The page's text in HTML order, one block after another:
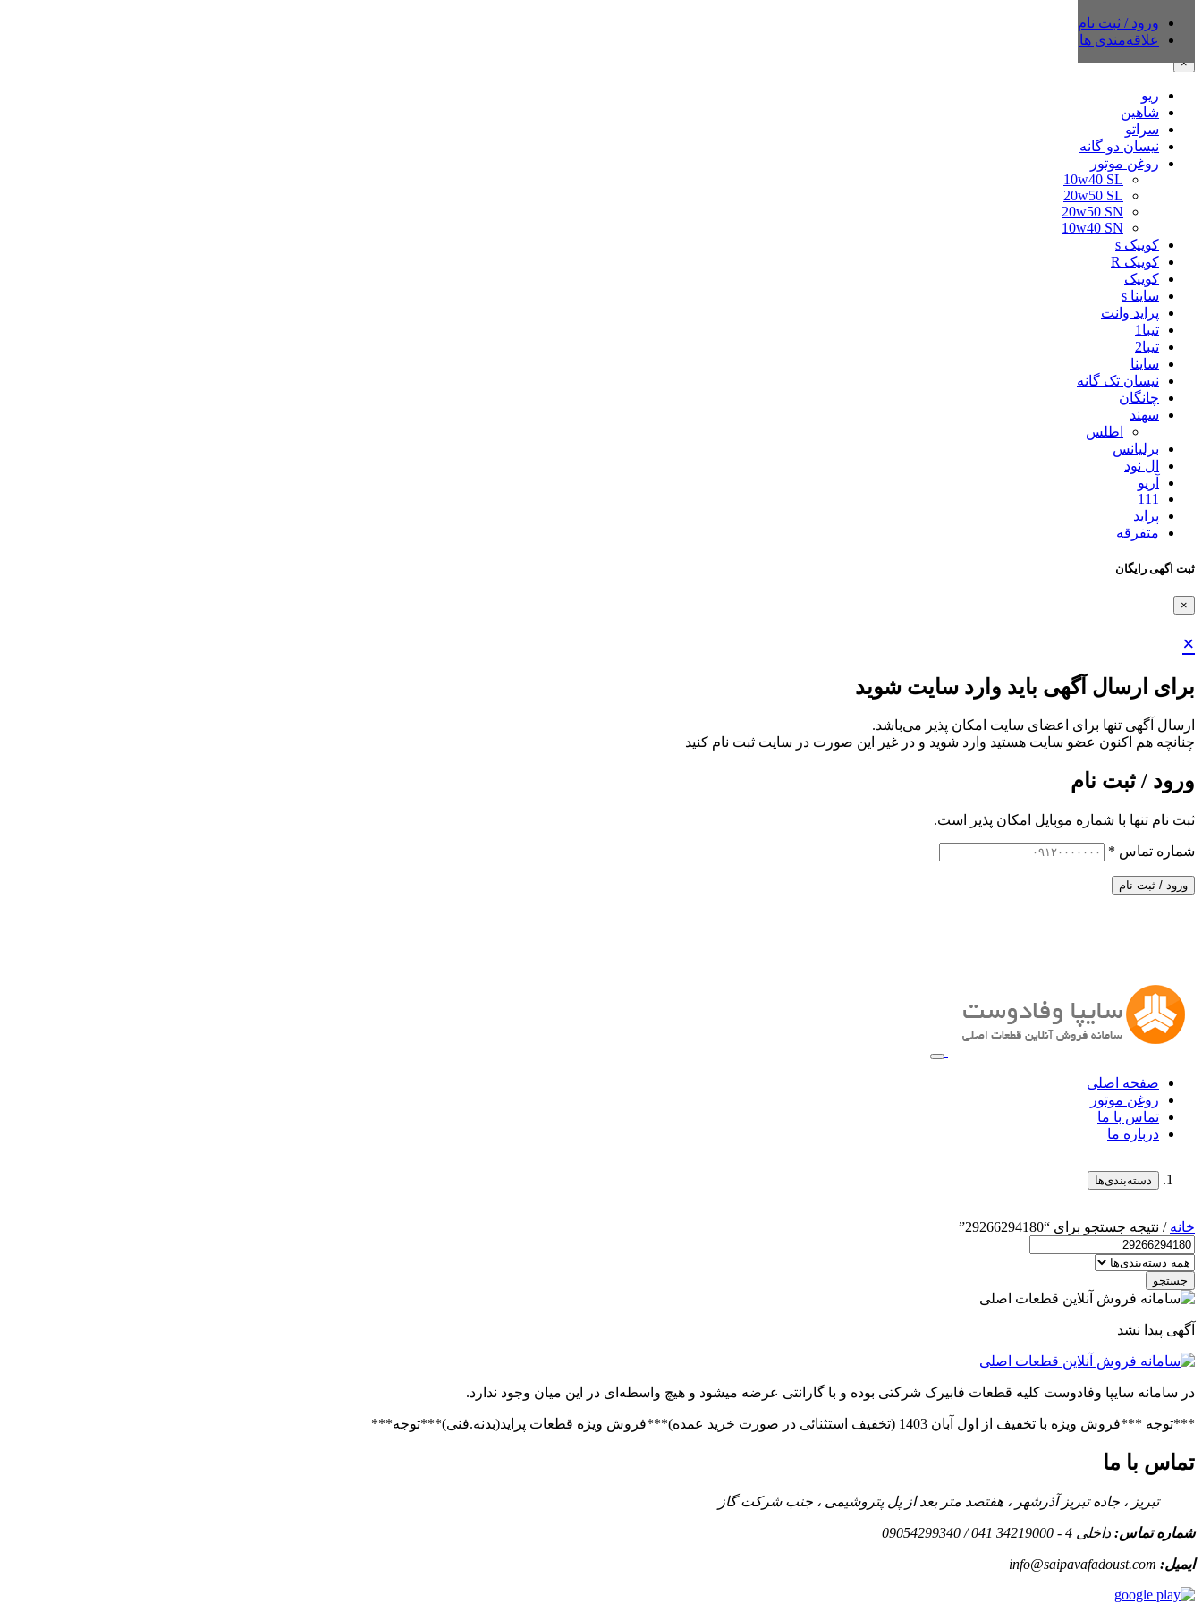
دسته‌بندی‌ها
×
ریو
شاهین
سراتو
نیسان دو گانه
روغن موتور
10w40 SL
20w50 SL
20w50 SN
10w40 SN
کوییک s
کوییک R
کوییک
ساینا s
پراید وانت
تیبا1
تیبا2
ساینا
نیسان تک گانه
چانگان
سهند
اطلس
برلیانس
ال نود
آریو
111
پراید
متفرقه
ثبت اگهی رایگان
×
×
برای ارسال آگهی باید وارد سایت شوید
ارسال آگهی تنها برای اعضای سایت امکان پذیر می‌باشد.
چنانچه هم‌ اکنون عضو سایت هستید وارد شوید و در غیر این صورت در سایت ثبت نام کنید
ورود / ثبت نام
ثبت نام تنها با شماره موبایل امکان پذیر است.
شماره تماس *
ورود / ثبت نام
ورود / ثبت نام
علاقه‌مندی ها
صفحه اصلی
روغن موتور
تماس با ما
درباره ما
دسته‌بندی‌ها
خانه / نتیجه جستجو برای “29266294180”
جستجو
آگهی پیدا نشد
در سامانه سایپا وفادوست کلیه قطعات فابیرک شرکتی بوده و با گارانتی عرضه میشود و هیچ واسطه‌ای در این میان وجود ندارد.
***توجه ***فروش ویژه با تخفیف از اول آبان 1403 (تخفیف استثنائی در صورت خرید عمده)***فروش ویژه قطعات پراید(بدنه.فنی)***توجه***
تماس با ما
تبریز ، جاده تبریز آذرشهر ، هفتصد متر بعد از پل پتروشیمی ، جنب شرکت گاز
شماره تماس: داخلی 4 - 34219000 041 / 09054299340
ایمیل: info@saipavafadoust.com